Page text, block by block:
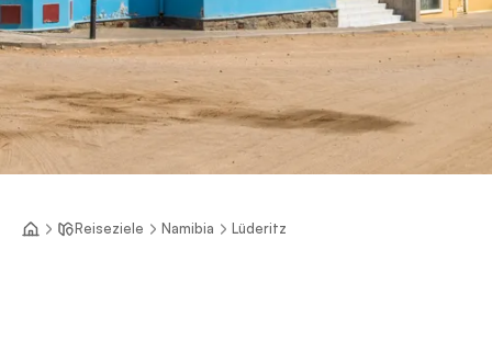
Reiseziele Namibia Lüderitz